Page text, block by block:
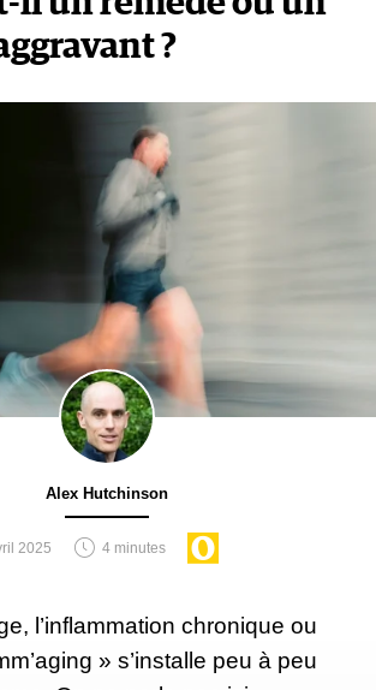
?
Alex Hutchinson
2025 4 minutes
l’inflammation chronique ou
» s’installe peu à peu